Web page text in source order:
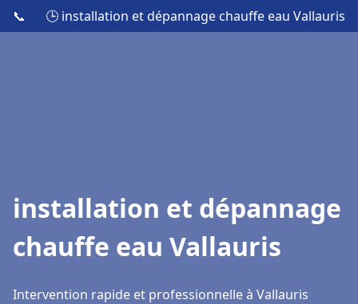
📞 🕒 installation et dépannage chauffe eau Vallauris
installation et dépannage
chauffe eau Vallauris
Intervention rapide et professionnelle à Vallauris